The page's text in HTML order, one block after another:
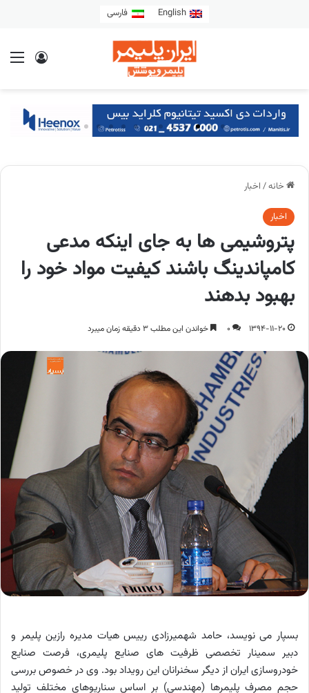
English فارسی
خانه/ اخبار
اخبار
پتروشیمی ها به جای اینکه مدعی
کامپاندینگ باشند کیفیت مواد خود را
بهبود بدهند
1394-11-20
0 خواندن این مطلب 3 دقیقه زمان میبرد
بسپار می نویسد، حامد شهمیرزادی رییس هیات مدیره رازین پلیمر و
دبیر سمینار تخصصی ظرفیت های صنایع پلیمری، فرصت صنایع
خودروسازی ایران از دیگر سخنرانان این رویداد بود. وی در خصوص بررسی
حجم مصرف پلیمرها (مهندسی) بر اساس سناریوهای مختلف تولید